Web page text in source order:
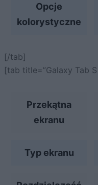
Opcje
kolorystyczne
[/tab]
[tab title=”Galaxy Tab S
Przekątna
ekranu
Typ ekranu